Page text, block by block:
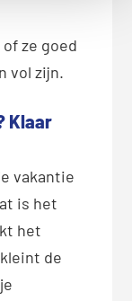
ze goed
vol zijn.
Klaar
vakantie
is het
het
de